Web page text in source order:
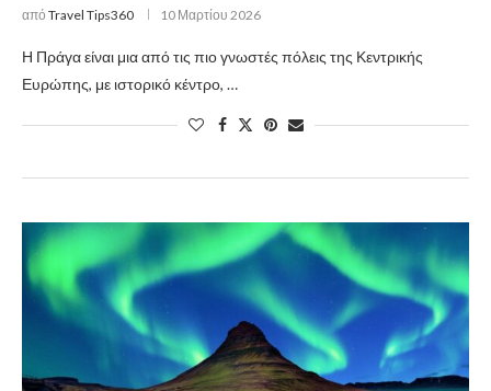
από Travel Tips360 10 Μαρτίου 2026
Η Πράγα είναι μια από τις πιο γνωστές πόλεις της Κεντρικής
Ευρώπης, με ιστορικό κέντρο, …